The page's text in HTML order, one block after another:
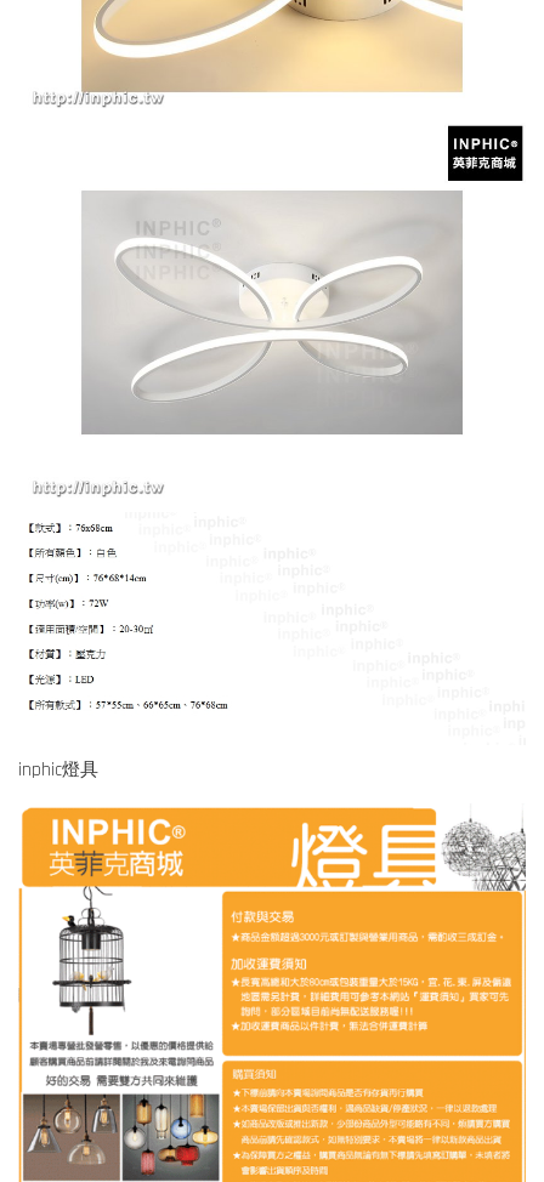
inphic燈具